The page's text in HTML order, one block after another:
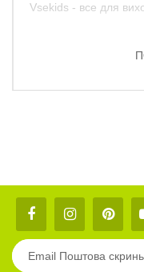
Vsekids - все для